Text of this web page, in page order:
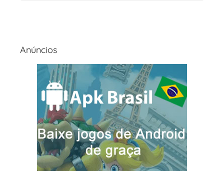
Anúncios